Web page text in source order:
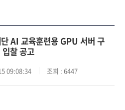
AI 교육훈련용 GPU 서버 구
입찰 공고
09:08:34 조회 : 6447